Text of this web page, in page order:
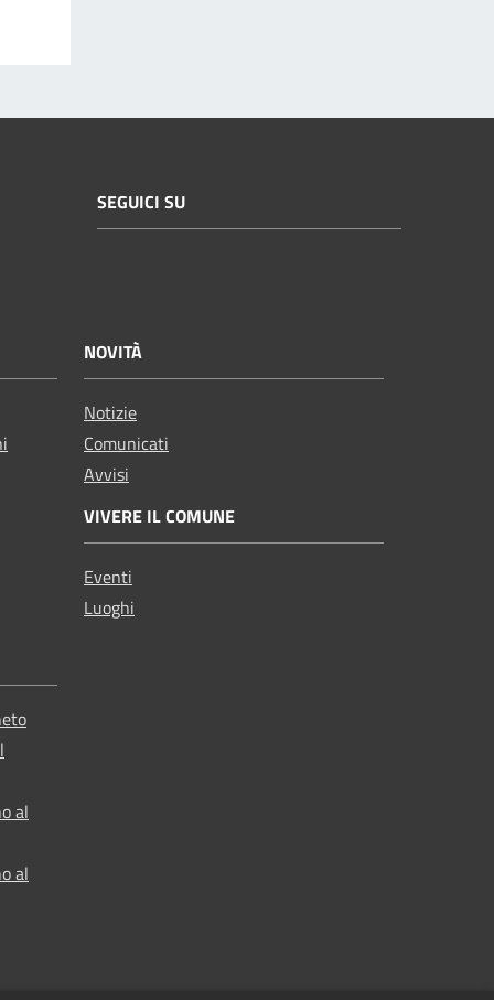
SEGUICI SU
NOVITÀ
Notizie
Comunicati
Avvisi
VIVERE IL COMUNE
Eventi
Luoghi
al
al